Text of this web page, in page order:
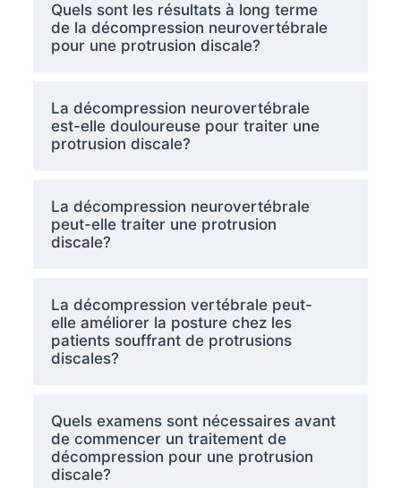
Quels sont les résultats à long terme
de la décompression neurovertébrale
pour une protrusion discale?
La décompression neurovertébrale
est-elle douloureuse pour traiter une
protrusion discale?
La décompression neurovertébrale
peut-elle traiter une protrusion
discale?
La décompression vertébrale peut-
elle améliorer la posture chez les
patients souffrant de protrusions
discales?
Quels examens sont nécessaires avant
de commencer un traitement de
décompression pour une protrusion
discale?